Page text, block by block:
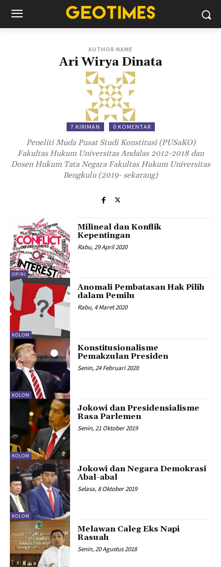
AUTHOR NAME
Ari Wirya Dinata
7 KIRIMAN 0 KOMENTAR
Peneliti Muda Pusat Studi Konstitusi (PUSaKO)
Fakultas Hukum Universitas Andalas 2012-2018 dan
Dosen Hukum Tata Negara Fakultas Hukum Universitas
Bengkulu (2019- sekarang)
OPINI
Milineal dan Konflik
Kepentingan
Rabu, 29 April 2020
KOLOM
Anomali Pembatasan Hak Pilih
dalam Pemilu
Rabu, 4 Maret 2020
KOLOM
Konstitusionalisme
Pemakzulan Presiden
Senin, 24 Februari 2020
KOLOM
Jokowi dan Presidensialisme
Rasa Parlemen
Senin, 21 Oktober 2019
KOLOM
Jokowi dan Negara Demokrasi
Abal-abal
Selasa, 8 Oktober 2019
Melawan Caleg Eks Napi
Rasuah
Senin, 20 Agustus 2018